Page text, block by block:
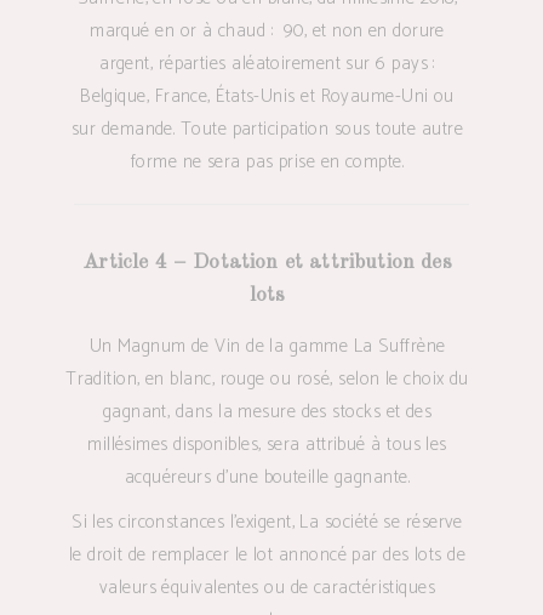
marqué en or à chaud : 90, et non en dorure
argent, réparties aléatoirement sur 6 pays :
Belgique, France, États-Unis et Royaume-Uni ou
sur demande. Toute participation sous toute autre
forme ne sera pas prise en compte.
Article 4 – Dotation et attribution des
lots
Un Magnum de Vin de la gamme La Suffrène
Tradition, en blanc, rouge ou rosé, selon le choix du
gagnant, dans la mesure des stocks et des
millésimes disponibles, sera attribué à tous les
acquéreurs d’une bouteille gagnante.
Si les circonstances l’exigent, La société se réserve
le droit de remplacer le lot annoncé par des lots de
valeurs équivalentes ou de caractéristiques